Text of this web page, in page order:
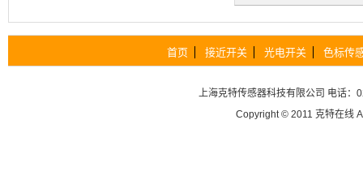
首页 接近开关 光电开关 色标传
上海克特传感器科技有限公司 电话：
Copyright © 2011 克特在线